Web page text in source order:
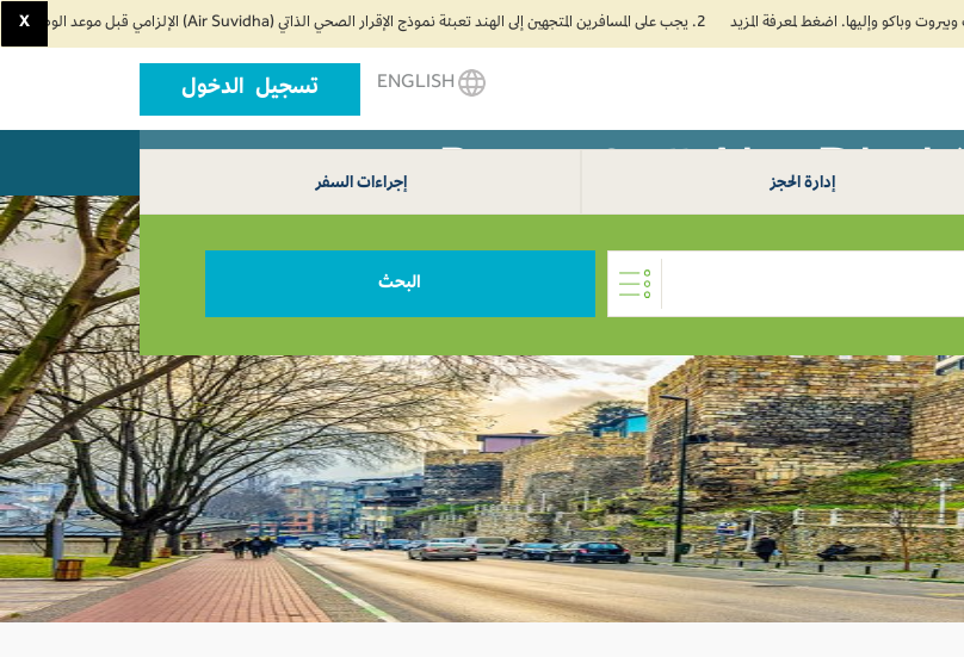
2. يجب على المسافرين المتجهين إلى الهند تعبئة نموذج الإقرار الصحي الذاتي (Air Suvidha) الإلزامي قبل موعد الوصول بـ 24 ساعة على الأقل. اضغط هنا للدخول إلى بوابة Air Suvidha. X
تسجيل الدخول
إدارة الحجز إجراءات السفر
البحث